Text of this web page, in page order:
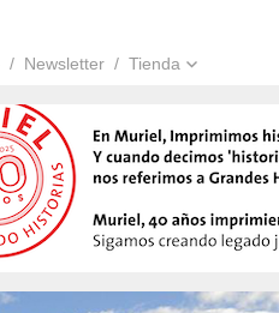
Newsletter Tienda